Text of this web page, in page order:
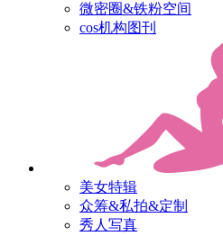
微密圈&铁粉空间
cos机构图刊
美女特辑
众筹&私拍&定制
秀人写真